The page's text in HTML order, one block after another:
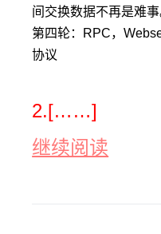
间交换数据不再是难事
第四轮：RPC，
协议
2.[……]
继续阅读